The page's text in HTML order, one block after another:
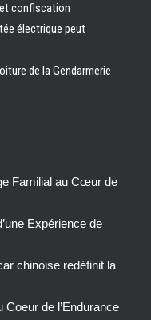
et confiscation
électrique peut
de la Gendarmerie
Familial au Cœur de
Expérience de
chinoise redéfinit la
de l’Endurance